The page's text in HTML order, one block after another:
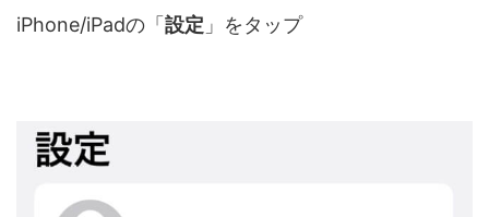
iPhone/iPadの「設定 」をタップ